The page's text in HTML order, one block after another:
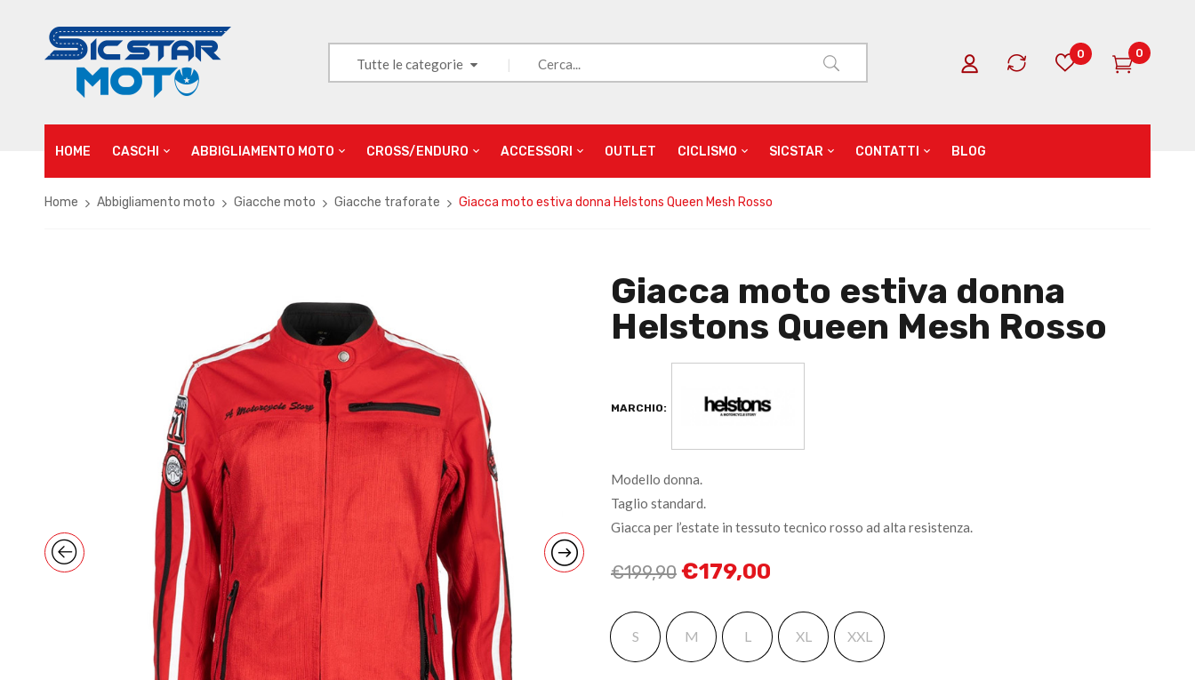
Tutte le categorie
0 0
HOME CASCHI ABBIGLIAMENTO MOTO CROSS/ENDURO ACCESSORI OUTLET CICLISMO SICSTAR CONTATTI BLOG
Home Abbigliamento moto Giacche moto Giacche traforate Giacca moto estiva donna Helstons Queen Mesh Rosso
Giacca moto estiva donna
Helstons Queen Mesh Rosso
MARCHIO:
Modello donna.
Taglio standard.
Giacca per l’estate in tessuto tecnico rosso ad alta resistenza.
€199,90 €179,00
S M L XL XXL